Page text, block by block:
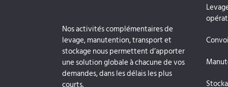
Nos activités complémentaires de
levage, manutention, transport et
stockage nous permettent d’apporter
une solution globale à chacune de vos
demandes, dans les délais les plus